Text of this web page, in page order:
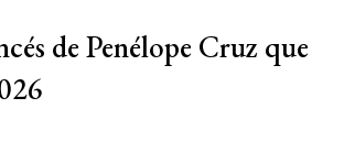
de Penélope Cruz que